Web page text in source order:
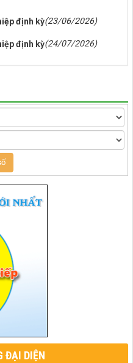
định kỳ(23/06/2026)
định kỳ(24/07/2026)
ĐẠI DIỆN